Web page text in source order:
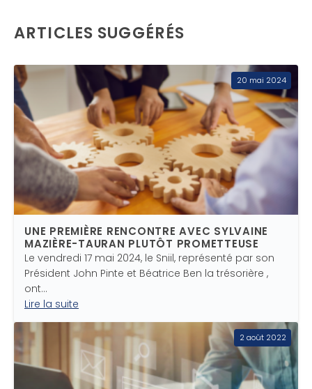
ARTICLES SUGGÉRÉS
20 mai 2024
UNE PREMIÈRE RENCONTRE AVEC SYLVAINE
MAZIÈRE-TAURAN PLUTÔT PROMETTEUSE
Le vendredi 17 mai 2024, le Sniil, représenté par son
Président John Pinte et Béatrice Ben la trésorière ,
ont…
Lire la suite
2 août 2022